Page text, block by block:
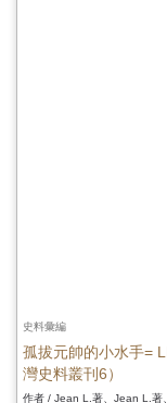
史料彙編
孤拔元帥的小水手=
灣史料叢刊6）
作者 / Jean L.著、Jean L.著